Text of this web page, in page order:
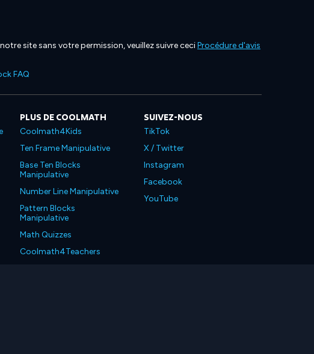
site sans votre permission, veuillez suivre ceciProcédure d'avis
FAQ
PLUS DE COOLMATH
Coolmath4Kids
Ten Frame Manipulative
Base Ten Blocks
Manipulative
Number Line Manipulative
Pattern Blocks
Manipulative
Math Quizzes
Coolmath4Teachers
SUIVEZ-NOUS
TikTok
X / Twitter
Instagram
Facebook
YouTube